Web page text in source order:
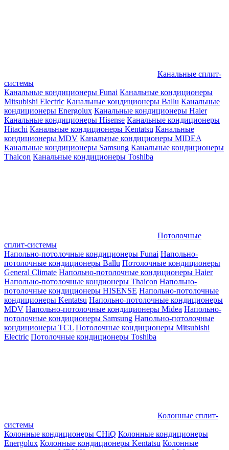
Канальные сплит-
системы
Канальные кондиционеры Funai Канальные кондиционеры
Mitsubishi Electric Канальные кондиционеры Ballu Канальные
кондиционеры Energolux Канальные кондиционеры Haier
Канальные кондиционеры Hisense Канальные кондиционеры
Hitachi Канальные кондиционеры Kentatsu Канальные
кондиционеры MDV Канальные кондиционеры MIDEA
Канальные кондиционеры Samsung Канальные кондиционеры
Thaicon Канальные кондиционеры Toshiba
Потолочные
сплит-системы
Напольно-потолочные кондиционеры Funai Напольно-
потолочные кондиционеры Ballu Потолочные кондиционеры
General Climate Напольно-потолочные кондиционеры Haier
Напольно-потолочные кондионеры Thaicon Напольно-
потолочные кондиционеры HISENSE Напольно-потолочные
кондиционеры Kentatsu Напольно-потолочные кондиционеры
MDV Напольно-потолочные кондиционеры Midea Напольно-
потолочные кондиционеры Samsung Напольно-потолочные
кондиционеры TCL Потолочные кондиционеры Mitsubishi
Electric Потолочные кондиционеры Toshiba
Колонные сплит-
системы
Колонные кондиционеры CHiQ Колонные кондиционеры
Energolux Колонные кондиционеры Kentatsu Колонные